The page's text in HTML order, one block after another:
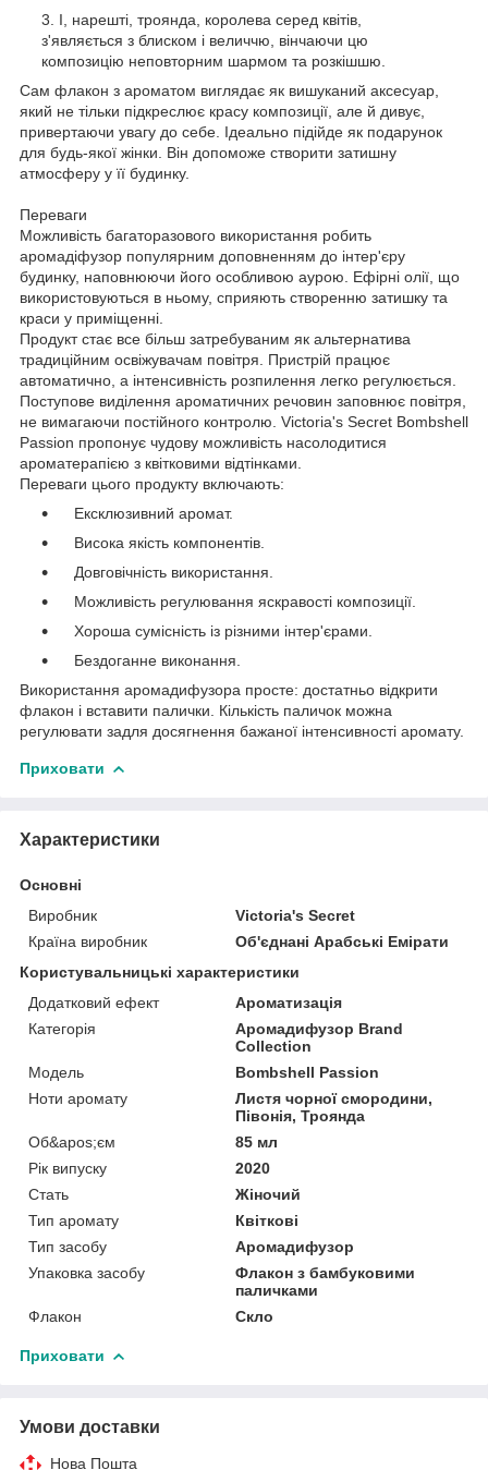
І, нарешті, троянда, королева серед квітів,
з'являється з блиском і величчю, вінчаючи цю
композицію неповторним шармом та розкішшю.
Сам флакон з ароматом виглядає як вишуканий аксесуар,
який не тільки підкреслює красу композиції, але й дивує,
привертаючи увагу до себе. Ідеально підійде як подарунок
для будь-якої жінки. Він допоможе створити затишну
атмосферу у її будинку.
Переваги
Можливість багаторазового використання робить
аромадіфузор популярним доповненням до інтер'єру
будинку, наповнюючи його особливою аурою. Ефірні олії, що
використовуються в ньому, сприяють створенню затишку та
краси у приміщенні.
Продукт стає все більш затребуваним як альтернатива
традиційним освіжувачам повітря. Пристрій працює
автоматично, а інтенсивність розпилення легко регулюється.
Поступове виділення ароматичних речовин заповнює повітря,
не вимагаючи постійного контролю. Victoria's Secret Bombshell
Passion пропонує чудову можливість насолодитися
ароматерапією з квітковими відтінками.
Переваги цього продукту включають:
Ексклюзивний аромат.
Висока якість компонентів.
Довговічність використання.
Можливість регулювання яскравості композиції.
Хороша сумісність із різними інтер'єрами.
Бездоганне виконання.
Використання аромадифузора просте: достатньо відкрити
флакон і вставити палички. Кількість паличок можна
регулювати задля досягнення бажаної інтенсивності аромату.
Приховати
Характеристики
Основні
Виробник
Victoria's Secret
Країна виробник
Об'єднані Арабські Емірати
Користувальницькі характеристики
Додатковий ефект
Ароматизація
Категорія
Аромадифузор Brand
Collection
Мoдель
Bombshell Passion
Ноти аромату
Листя чорної смородини,
Півонія, Троянда
Об&apos;єм
85 мл
Рік випуску
2020
Стать
Жіночий
Тип аромату
Квіткові
Тип засобу
Аромадифузор
Упаковка засобу
Флакон з бамбуковими
паличками
Флакон
Скло
Приховати
Умови доставки
Нова Пошта